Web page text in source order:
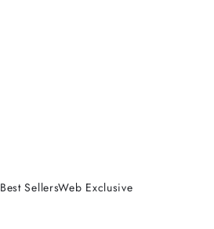
Best SellersWeb Exclusive